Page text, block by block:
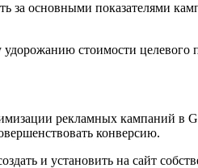
за основными показателями
стоимости целевого
рекламных кампаний в
конверсию.
и установить на сайт